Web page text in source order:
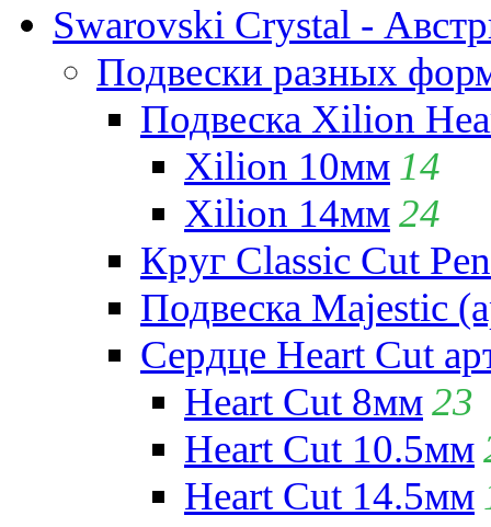
Swarovski Crystal -
Подвески разных
Подвеска Xilion
Xilion 10мм 14
Xilion 14мм24
Круг Classic Cut
Подвеска Majestic
Сердце Heart Cut
Heart Cut 8мм23
Heart Cut 10.5мм
Heart Cut 14.5мм